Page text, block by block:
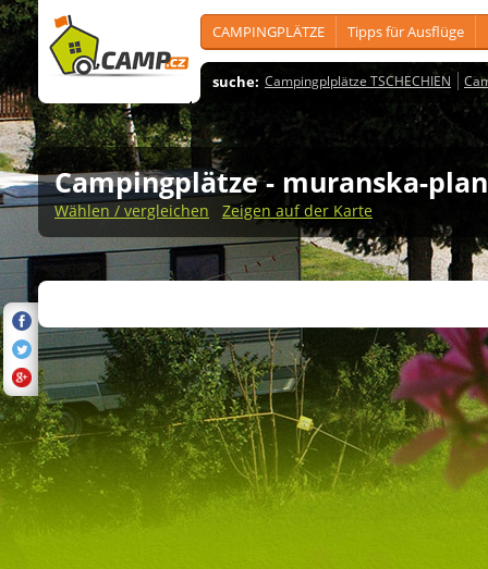
CAMPINGPLÄTZE Tipps für Ausflüge
suche: Campingplplätze TSCHECHIEN
Campingplätze - muranska-
Wählen / vergleichen Zeigen auf der Karte